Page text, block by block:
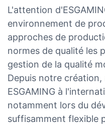
L'attention
environnement de
approches de
normes de qualité les
gestion de la qualité
Depuis notre
ESGAMING à
notamment lors du
suffisamment flexible